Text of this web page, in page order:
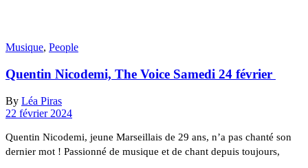
Musique, People
Quentin Nicodemi, The Voice Samedi 24 février
By Léa Piras
22 février 2024
Quentin Nicodemi, jeune Marseillais de 29 ans, n’a pas chanté son
dernier mot ! Passionné de musique et de chant depuis toujours,